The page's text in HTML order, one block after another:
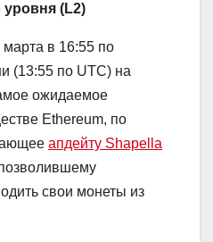
уровня (L2)
марта в 16:55 по
(13:55 по UTC) на
ожидаемое
Ethereum, по
апдейту Shapella
свои монеты из